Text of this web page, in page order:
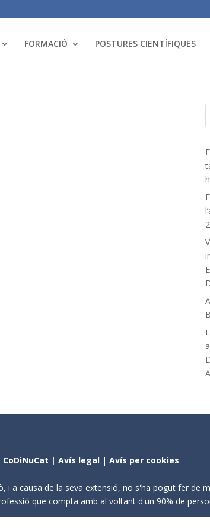
FORMACIÓ POSTURES CIENTÍFIQUES
CoDiNuCat |Avís legal |Avís per cookies
a causa de la seva extensió, no s'ha pogut fer de
que compta amb al voltant d'un 90% de